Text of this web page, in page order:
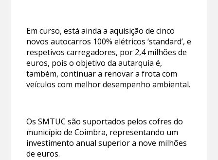
Em curso, está ainda a aquisição de cinco
novos autocarros 100% elétricos ‘standard’, e
respetivos carregadores, por 2,4 milhões de
euros, pois o objetivo da autarquia é,
também, continuar a renovar a frota com
veículos com melhor desempenho ambiental.
Os SMTUC são suportados pelos cofres do
município de Coimbra, representando um
investimento anual superior a nove milhões
de euros.